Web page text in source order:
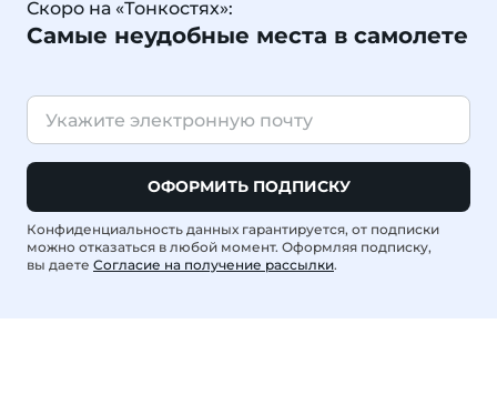
Скоро на «Тонкостях»:
Самые неудобные места в самолете
ОФОРМИТЬ ПОДПИСКУ
Конфиденциальность данных гарантируется, от подписки
можно отказаться в любой момент. Оформляя подписку,
вы даете Согласие на получение рассылки.